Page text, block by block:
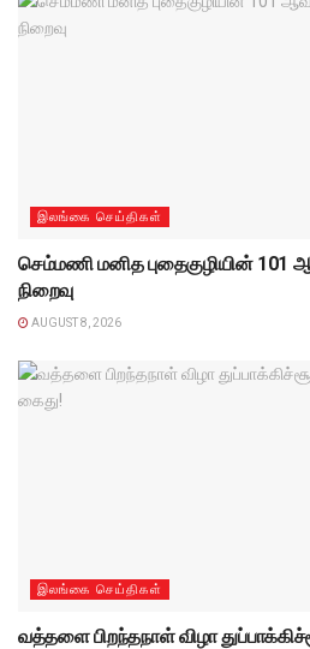
இலங்கை செய்திகள்
செம்மணி மனித புதைகுழியின் 101
நிறைவு
AUGUST 8, 2026
இலங்கை செய்திகள்
வத்தளை பிறந்தநாள் விழா